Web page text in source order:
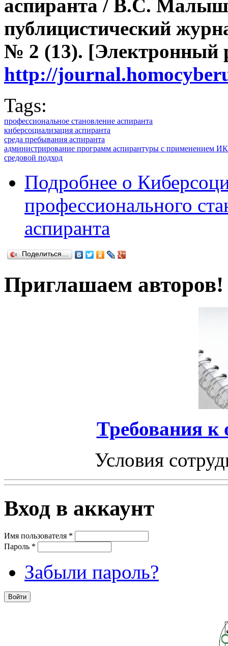
аспиранта / В.С.
публицистический
№ 2 (13). [Электронный
http://
Tags:
профессиональное становление аспиранта
киберсоциализация аспиранта
среда пребывания аспиранта
администрирование программ аспирантуры с применением
средовой подход
Подробнее о
профессионального
аспиранта
Поделиться…
Приглашаем авторов!
Требования к
Условия
Вход в аккаунт
Имя пользователя *
Пароль *
Забыли пароль?